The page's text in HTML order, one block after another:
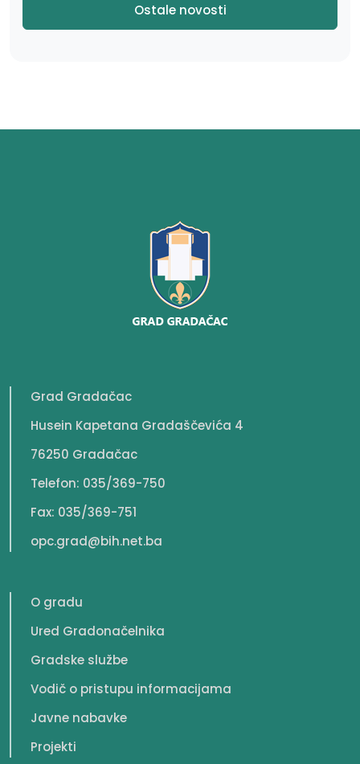
Ostale novosti
Grad Gradačac
Husein Kapetana Gradaščevića 4
76250 Gradačac
Telefon: 035/369-750
Fax: 035/369-751
opc.grad@bih.net.ba
O gradu
Ured Gradonačelnika
Gradske službe
Vodič o pristupu informacijama
Javne nabavke
Projekti